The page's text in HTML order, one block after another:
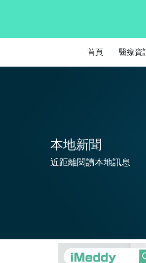
首頁 醫療資
本地新聞
近距離閱讀本地訊息